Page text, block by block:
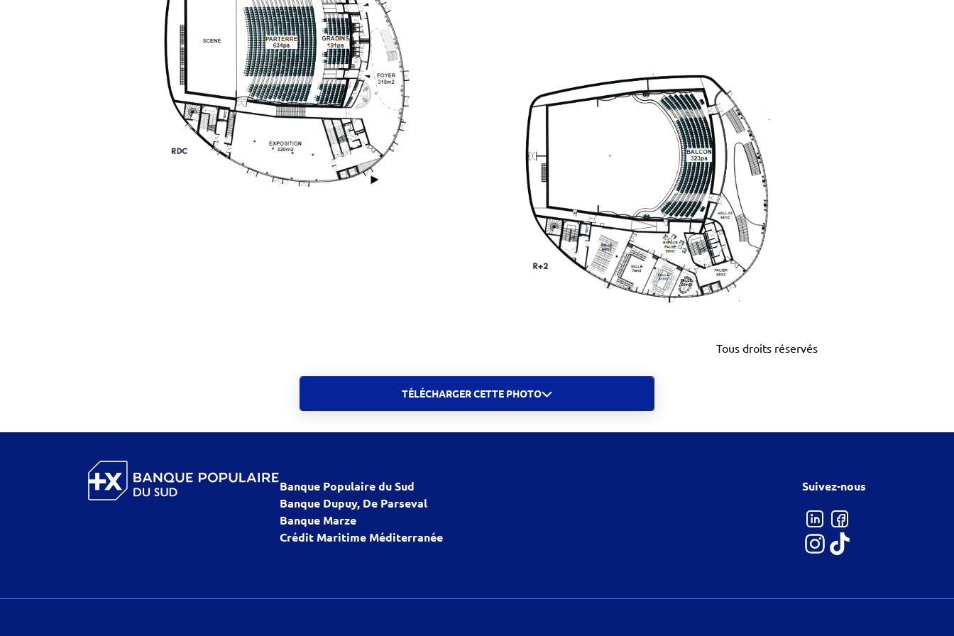
Tous droits réservés
TÉLÉCHARGER CETTE PHOTO
Banque Populaire du Sud
Banque Dupuy, De Parseval
Banque Marze
Crédit Maritime Méditerranée
Suivez-nous